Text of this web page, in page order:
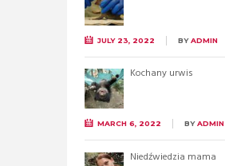
JULY 23, 2022 BYADMIN
Kochany urwis
MARCH 6, 2022 BYADMIN
Niedźwiedzia mama